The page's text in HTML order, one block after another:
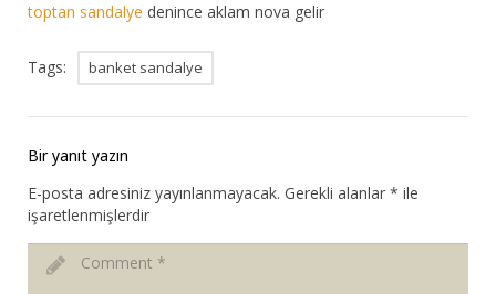
toptan sandalye denince aklam nova gelir
Tags: banket sandalye
Bir yanıt yazın
E-posta adresiniz yayınlanmayacak. Gerekli alanlar * ile
işaretlenmişlerdir